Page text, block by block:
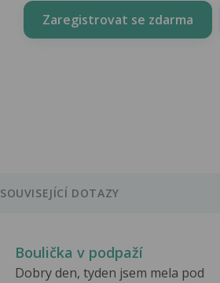
Zaregistrovat se zdarma
SOUVISEJÍCÍ DOTAZY
Boulička v podpaží
Dobry den, tyden jsem mela pod